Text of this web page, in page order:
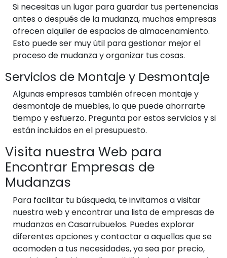
Si necesitas un lugar para guardar tus pertenencias
antes o después de la mudanza, muchas empresas
ofrecen alquiler de espacios de almacenamiento.
Esto puede ser muy útil para gestionar mejor el
proceso de mudanza y organizar tus cosas.
Servicios de Montaje y Desmontaje
Algunas empresas también ofrecen montaje y
desmontaje de muebles, lo que puede ahorrarte
tiempo y esfuerzo. Pregunta por estos servicios y si
están incluidos en el presupuesto.
Visita nuestra Web para
Encontrar Empresas de
Mudanzas
Para facilitar tu búsqueda, te invitamos a visitar
nuestra web y encontrar una lista de empresas de
mudanzas en Casarrubuelos. Puedes explorar
diferentes opciones y contactar a aquellas que se
acomoden a tus necesidades, ya sea por precio,